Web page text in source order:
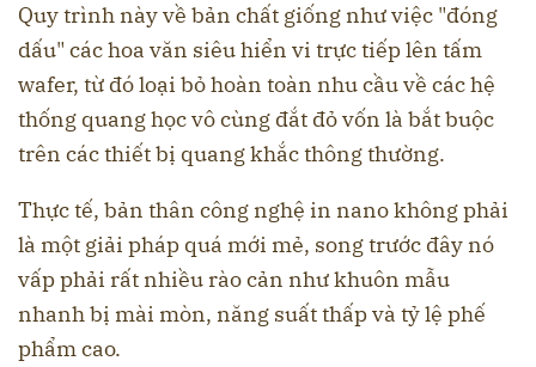
Quy trình này về bản chất giống như việc "đóng
dấu" các hoa văn siêu hiển vi trực tiếp lên tấm
wafer, từ đó loại bỏ hoàn toàn nhu cầu về các hệ
thống quang học vô cùng đắt đỏ vốn là bắt buộc
trên các thiết bị quang khắc thông thường.
Thực tế, bản thân công nghệ in nano không phải
là một giải pháp quá mới mẻ, song trước đây nó
vấp phải rất nhiều rào cản như khuôn mẫu
nhanh bị mài mòn, năng suất thấp và tỷ lệ phế
phẩm cao.